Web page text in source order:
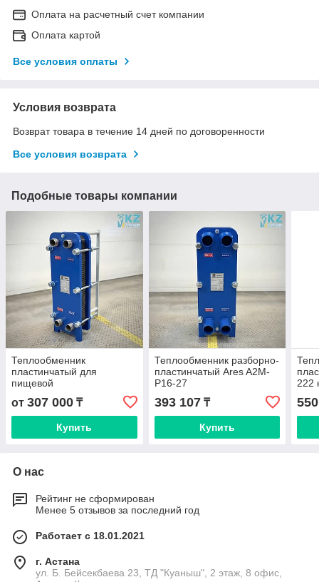
Оплата на расчетный счет компании
Оплата картой
Все условия оплаты
Условия возврата
Возврат товара в течение 14 дней по договоренности
Все условия возврата
Подобные товары компании
Теплообменник
пластинчатый для
пищевой
промышленности A2M-
P16 Ares (S14a)
от 307 000 ₸
Купить
Теплообменник разборно-
пластинчатый Ares A2M-
P16-27
393 107₸
Купить
222
О нас
Рейтинг не сформирован
Менее 5 отзывов за последний год
Работает с 18.01.2021
г. Астана
ул. Б. Бейсекбаева 23, ТД "Куаныш", 2 этаж, 8 офис,